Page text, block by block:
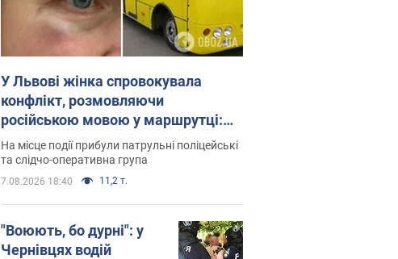
У Львові жінка спровокувала
конфлікт, розмовляючи
російською мовою у маршрутці:
поліція склала адмінпротокол.
Відео
На місце події прибули патрульні поліцейські
та слідчо-оперативна група
7.08.2026 18:40 11,2 т.
"Воюють, бо дурні": у
Чернівцях водій